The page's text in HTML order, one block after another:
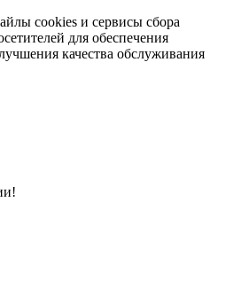
cookies и сервисы сбора
для обеспечения
качества обслуживания